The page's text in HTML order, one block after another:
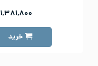
۱,۳۸۱,۸۰۰
خرید